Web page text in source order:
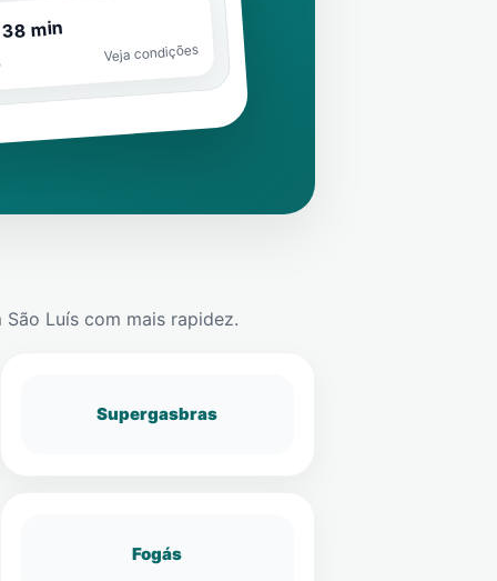
min
Veja condições
São Luís com mais rapidez.
Supergasbras
Fogás